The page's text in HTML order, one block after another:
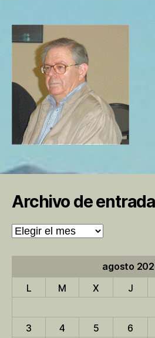
Archivo de
Archivo
de
entradas
agosto
L
M X J
3
4 5 6